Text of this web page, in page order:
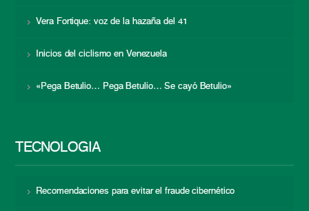
Vera Fortique: voz de la hazaña del 41
Inicios del ciclismo en Venezuela
«Pega Betulio… Pega Betulio… Se cayó Betulio»
TECNOLOGÍA
Recomendaciones para evitar el fraude cibernético